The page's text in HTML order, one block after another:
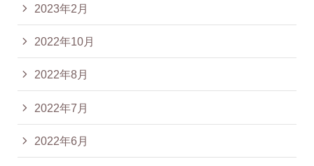
2023年2月
2022年10月
2022年8月
2022年7月
2022年6月